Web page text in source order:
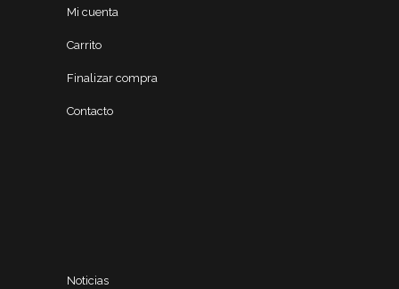
Mi cuenta
Carrito
Finalizar compra
Contacto
Noticias